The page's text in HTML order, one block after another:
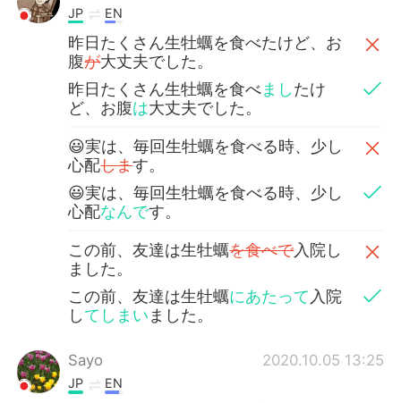
JP EN
昨日たくさん生牡蠣を食べたけど、お
腹が大丈夫でした。
昨日たくさん生牡蠣を食べましたけ
ど、お腹は大丈夫でした。
😃実は、毎回生牡蠣を食べる時、少し
心配します。
😃実は、毎回生牡蠣を食べる時、少し
心配なんです。
この前、友達は生牡蠣を食べで入院し
ました。
この前、友達は生牡蠣にあたって入院
してしまいました。
Sayo 2020.10.05 13:25
JP EN